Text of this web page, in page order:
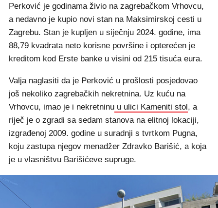
Perković je godinama živio na zagrebačkom Vrhovcu,
a nedavno je kupio novi stan na Maksimirskoj cesti u
Zagrebu. Stan je kupljen u siječnju 2024. godine, ima
88,79 kvadrata neto korisne površine i opterećen je
kreditom kod Erste banke u visini od 215 tisuća eura.
Valja naglasiti da je Perković u prošlosti posjedovao
još nekoliko zagrebačkih nekretnina. Uz kuću na
Vrhovcu, imao je i nekretninu u ulici Kameniti stol, a
riječ je o zgradi sa sedam stanova na elitnoj lokaciji,
izgrađenoj 2009. godine u suradnji s tvrtkom Pugna,
koju zastupa njegov menadžer Zdravko Barišić, a koja
je u vlasništvu Barišićeve supruge.